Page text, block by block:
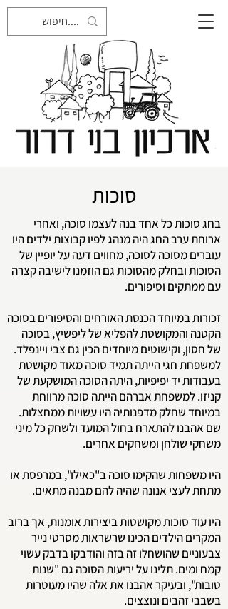
סוכות
בחג סוכות כל אחד בנה לעצמו סוכה, ואחרי
ארוחת ערב החג היה מנהג לפיו קבוצות ילדים היו
עוברים מסוכה לסוכה, מחווים דעה על יופיין של
הסוכות ובחלק מהסוכות גם הוזמנו לישיבה קצרה
עם ממתקים וסיפורים.
זכורות במיוחד הכנסת האורחים והסיפורים בסוכה
הקטנה והמקושטת להפליא של ליפשיץ, בסוכה
של חסון, וקישוטים מיוחדים הכין גם צבי ויינפלד.
למשפחת חגי הייתה תמיד סוכה מאוד מקושטת
בעבודות יד יפיפיות, היתה הסוכה המושקעת של
קניזו. למשפחת אברהם הייתה סוכה מרווחת
במיוחד שחלק מדפנותיה היו עשויות ממחצלות.
שם אהבנו להתארח בחול המועד ולשחק כל מיני
משחקי שולחן ומשחקים אחרים.
היו משפחות שהקימו סוכה ב"כאילו", במרפסת או
מתחת לעצי אנונה שהיה להם מבנה מתאים.
היו עוד סוכות מקושטות ביצירות אומנות, אך ברוב
המקרים הילדים הכינו שרשראות מסרטי נייר
צבעוניים שהושחלו זה בזה והודבקו בדבק עשוי
קמח ומים. תלינו על יריעות הסוכה גם "שנות
טובות", ובעיקר אהבנו את אלה שהיו מעוטרות
בשבבי זהבים ונוצצים.